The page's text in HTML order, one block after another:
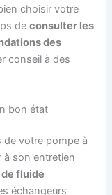
choisir votre
deconsulter les
des
conseil à des
bon état
de votre pompe à
à son entretien
fluide
échangeurs